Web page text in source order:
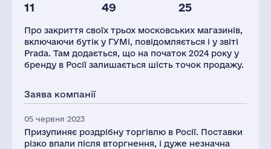
11 49 25
млн.дол.
4545 13
2021
165
Податки(РФ),
млн.дол.
Про закриття своїх трьох московських магазинів,
включаючи бутік у ГУМі, повідомляється і у звіті
Prada. Там додається, що на початок 2024 року у
бренду в Росії залишається шість точок продажу.
Заява компанії
05 червня 2023
Призупиняє роздрібну торгівлю в Росії. Поставки
різко впали після вторгнення, і дуже незначна